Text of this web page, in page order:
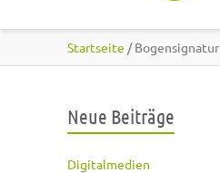
Startseite / Bogensignatur
Neue Beiträge
Digitalmedien